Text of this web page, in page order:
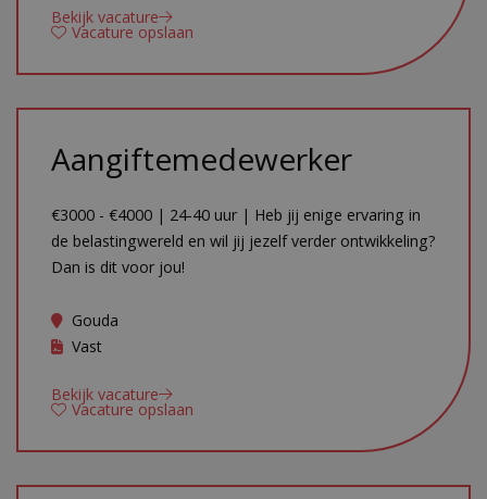
Bekijk vacature
Vacature opslaan
Aangiftemedewerker
€3000 - €4000 | 24-40 uur | Heb jij enige ervaring in
de belastingwereld en wil jij jezelf verder ontwikkeling?
Dan is dit voor jou!
Gouda
Vast
Bekijk vacature
Vacature opslaan